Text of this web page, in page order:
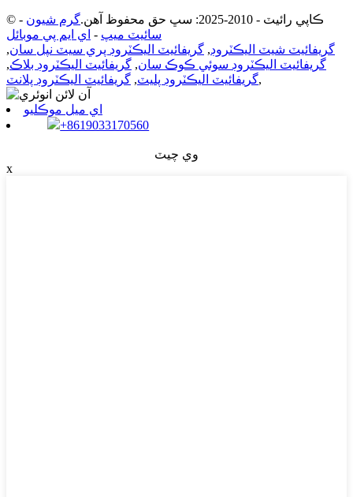
© ڪاپي رائيٽ - 2010-2025: سڀ حق محفوظ آهن. گرم شيون -
سائيٽ ميپ - اي ايم پي موبائل
گريفائيٽ شيٽ اليڪٽروڊ, گريفائيٽ اليڪٽروڊ پري سيٽ نپل سان,
گريفائيٽ اليڪٽروڊ سوئي ڪوڪ سان, گريفائيٽ اليڪٽروڊ بلاڪ,
گريفائيٽ اليڪٽروڊ پليٽ, گريفائيٽ اليڪٽروڊ پلانٽ ,
اي ميل موڪليو
+8619033170560
وي چيٽ
x